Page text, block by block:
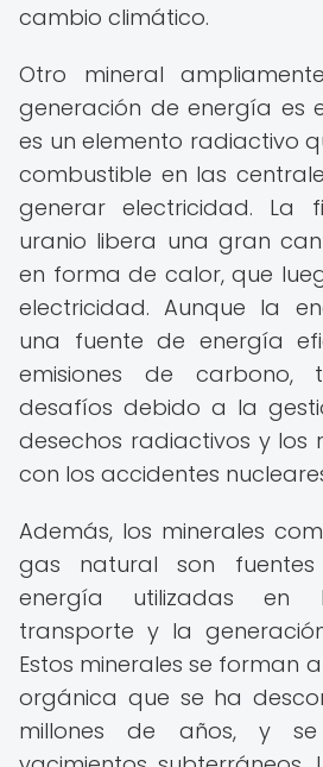
cambio climático.
Otro mineral
generación de energía es
es un elemento radiactivo
combustible en las
generar electricidad. La
uranio libera una gran
en forma de calor, que
electricidad. Aunque la
una fuente de energía
emisiones de carbono,
desafíos debido a la
desechos radiactivos y los
con los accidentes
Además, los minerales
gas natural son
energía utilizadas en
transporte y la
Estos minerales se forman
orgánica que se ha
millones de años, y